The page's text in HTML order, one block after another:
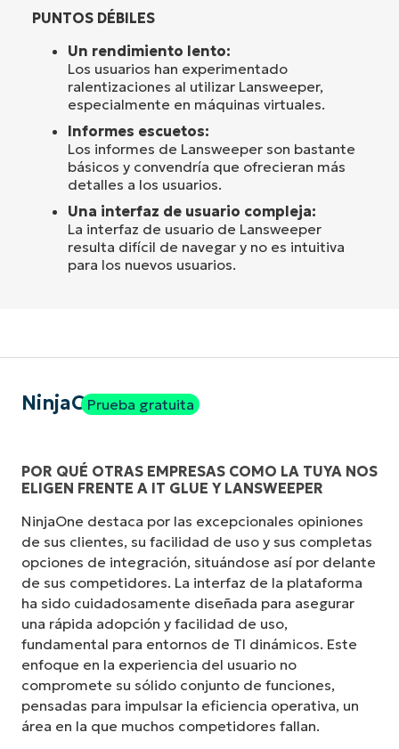
PUNTOS DÉBILES
Un rendimiento lento:
Los usuarios han experimentado
ralentizaciones al utilizar Lansweeper,
especialmente en máquinas virtuales.
Informes escuetos:
Los informes de Lansweeper son bastante
básicos y convendría que ofrecieran más
detalles a los usuarios.
Una interfaz de usuario compleja:
La interfaz de usuario de Lansweeper
resulta difícil de navegar y no es intuitiva
para los nuevos usuarios.
NinjaOnePrueba gratuita
POR QUÉ OTRAS EMPRESAS COMO LA TUYA NOS
ELIGEN FRENTE A IT GLUE Y LANSWEEPER
NinjaOne destaca por las excepcionales opiniones
de sus clientes, su facilidad de uso y sus completas
opciones de integración, situándose así por delante
de sus competidores. La interfaz de la plataforma
ha sido cuidadosamente diseñada para asegurar
una rápida adopción y facilidad de uso,
fundamental para entornos de TI dinámicos. Este
enfoque en la experiencia del usuario no
compromete su sólido conjunto de funciones,
pensadas para impulsar la eficiencia operativa, un
área en la que muchos competidores fallan.